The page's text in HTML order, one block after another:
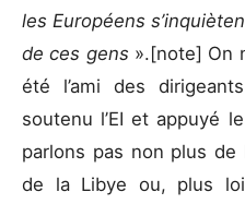
les Européens
de ces gens ».[note] On
été l’ami des
soutenu l’EI et appuyé
parlons pas non plus de
de la Libye ou, plus